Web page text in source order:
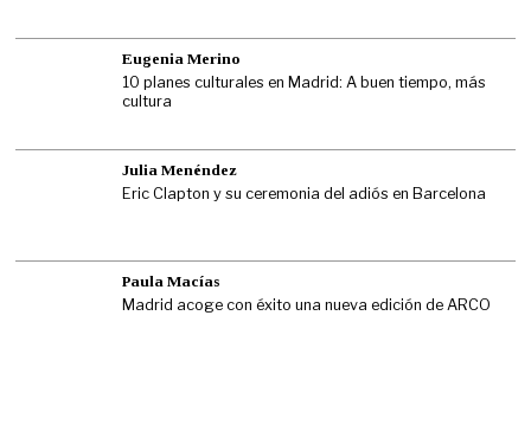
Eugenia Merino
10 planes culturales en Madrid: A buen tiempo, más
cultura
Julia Menéndez
Eric Clapton y su ceremonia del adiós en Barcelona
Paula Macías
Madrid acoge con éxito una nueva edición de ARCO